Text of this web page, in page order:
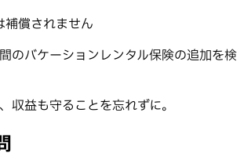
補償されません
のバケーションレンタル保険の追加を検
収益も守ることを忘れずに。